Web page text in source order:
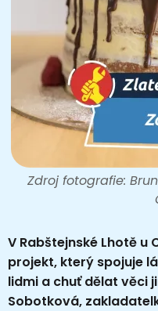
Zdroj fotografie:
V Rabštejnské Lhotě u
projekt, který spojuje
lidmi a chuť dělat věci
Sobotková,